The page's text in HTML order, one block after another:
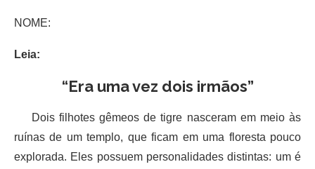
NOME:
Leia:
“Era uma vez dois irmãos”
Dois filhotes gêmeos de tigre nasceram em meio às
ruínas de um templo, que ficam em uma floresta pouco
explorada. Eles possuem personalidades distintas: um é